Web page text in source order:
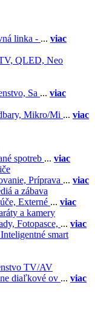
linka - ... viac
QLED, Neo
Sa ... viac
Mikro/Mi ... viac
spotreb ... viac
Príprava ... viac
a zábava
Externé ... viac
a kamery
Fotopasce, ... viac
Inteligentné smart
TV/AV
diaľkové ov ... viac